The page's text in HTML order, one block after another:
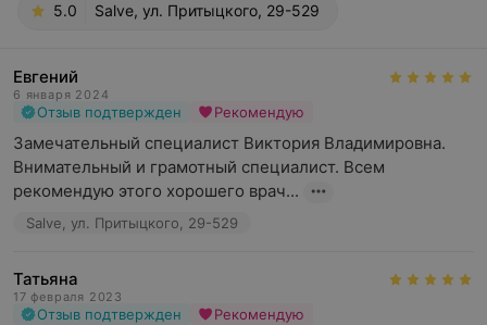
5.0 Salve, ул. Притыцкого, 29-529
Евгений
6 января 2024
Отзыв подтвержден Рекомендую
Замечательный специалист Виктория Владимировна.
Внимательный и грамотный специалист. Всем
рекомендую этого хорошего врач...
Salve, ул. Притыцкого, 29-529
Татьяна
17 февраля 2023
Отзыв подтвержден Рекомендую